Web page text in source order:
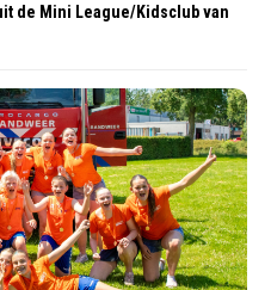
de Mini League/Kidsclub van